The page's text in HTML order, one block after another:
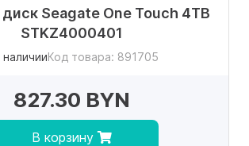
Seagate One Touch 4TB
STKZ4000401
наличииКод товара: 891705
827.30 BYN
В корзину